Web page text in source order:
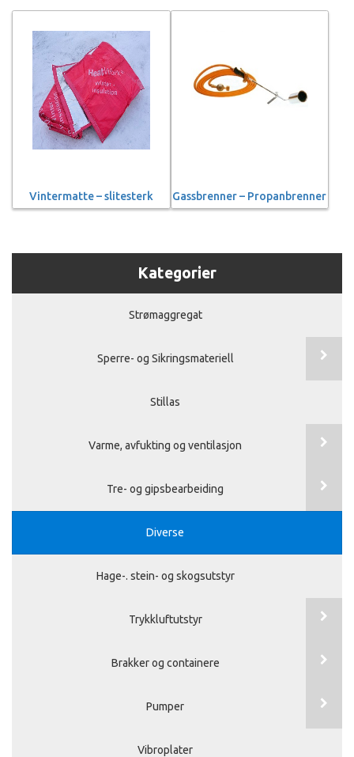
Vintermatte – slitesterk Gassbrenner – Propanbrenner
Kategorier
Strømaggregat
Sperre- og Sikringsmateriell
Stillas
Varme, avfukting og ventilasjon
Tre- og gipsbearbeiding
Diverse
Hage-. stein- og skogsutstyr
Trykkluftutstyr
Brakker og containere
Pumper
Vibroplater